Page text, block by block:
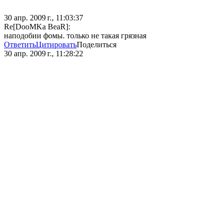
30 апр. 2009 г., 11:03:37
Re[DooMKa BeaR]:
наподобии фомы. только не такая грязная
ОтветитьЦитироватьПоделиться
30 апр. 2009 г., 11:28:22